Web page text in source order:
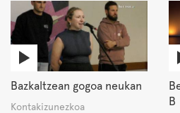
Bazkaltzean gogoa neukan
Kontakizunezkoa
B